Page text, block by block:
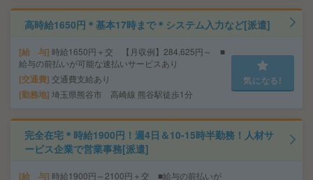
高時給1650円＊基本17時まで＊システム入力など[派遣]
給 与 時給1650円＋交 【月収例】284,625円～ ■
給与の前払いが可能な速払いサービスあり
交通費 交通費支給あり
勤務地 埼玉県熊谷市 高崎線 熊谷駅徒歩1分
気になる!
完全在宅＊時給1900円！週4日＆10-15時半勤務！人材サ
ービス企業で営業事務[派遣]
給 与 時給1900円～2100円＋交 ■給与の前払いが